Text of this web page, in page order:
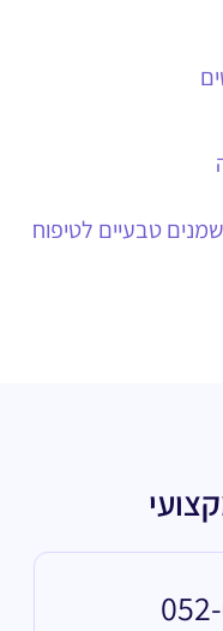
טבעיים לטיפוח